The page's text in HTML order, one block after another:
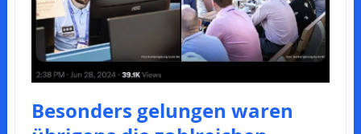
Besonders gelungen waren